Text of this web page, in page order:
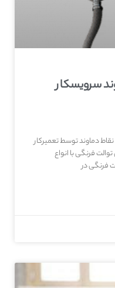
سرویسکار
دماوند توسط تعمیرکار
فرنگی با انواع
فرنگی در